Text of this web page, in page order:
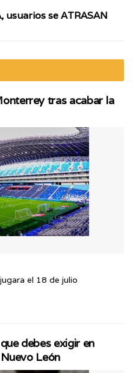
usuarios se ATRASAN
tras acabar la
el 18 de julio
debes exigir en
León